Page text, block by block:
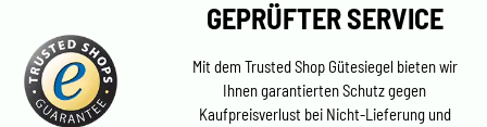
GEPRÜFTER SERVICE
Mit dem Trusted Shop Gütesiegel bieten wir
Ihnen garantierten Schutz gegen
Kaufpreisverlust bei Nicht-Lieferung und